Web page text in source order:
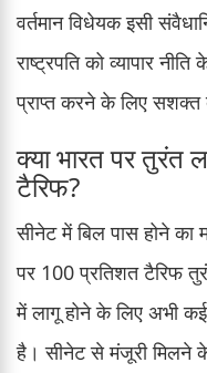
वर्तमान विधेयक इसी
राष्ट्रपति को व्यापार
प्राप्त करने के लिए सशक्त
क्या भारत पर तुरंत
टैरिफ?
सीनेट में बिल पास होने का
पर 100 प्रतिशत टैरिफ
में लागू होने के लिए अभी
है। सीनेट से मंजूरी मिलने